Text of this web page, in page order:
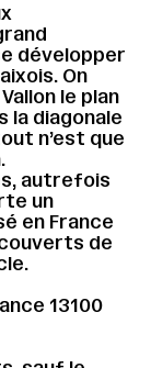
13100
développer
On
le plan
la diagonale
n’est que
autrefois
un
en France
de